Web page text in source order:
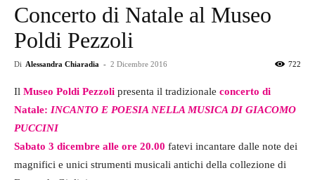
Concerto di Natale al Museo
Poldi Pezzoli
Di Alessandra Chiaradia - 2 Dicembre 2016 722
Il Museo Poldi Pezzoli presenta il tradizionale concerto di
Natale: INCANTO E POESIA NELLA MUSICA DI GIACOMO
PUCCINI
Sabato 3 dicembre alle ore 20.00 fatevi incantare dalle note dei
magnifici e unici strumenti musicali antichi della collezione di